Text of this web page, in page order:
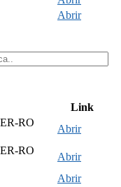
Abrir
Link
RO
Abrir
RO
Abrir
Abrir